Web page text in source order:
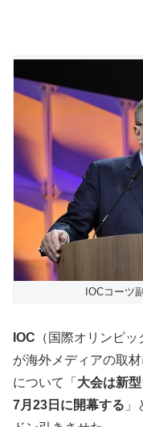
IOCコーツ
IOC （国際オリンピ
が海外メディアの取
について「 大会は新
7月23日に開幕する